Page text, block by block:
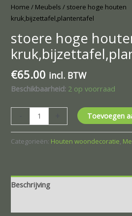
Home / Meubels / stoere hoge houten
kruk,bijzettafel,plantentafel
stoere hoge
€65.00 incl. BTW
Beschikbaarheid: 2 op voorraad
Toevoegen
Categorieën: Houten woondecoratie,
Beschrijving